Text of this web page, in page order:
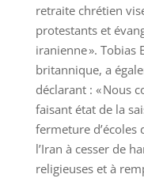
retraite chrétien
protestants et
iranienne ».
britannique, a
déclarant : « Nous
faisant état de la
fermeture d’écoles
l’Iran à cesser de
religieuses et à